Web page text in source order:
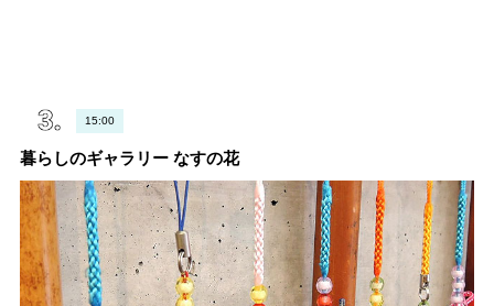
15:00
暮らしのギャラリー なすの花